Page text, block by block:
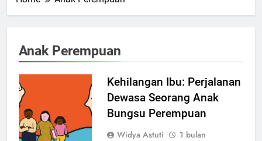
Anak Perempuan
Kehilangan Ibu: Perjalanan
Dewasa Seorang Anak
Bungsu Perempuan
Widya Astuti
1 bulan